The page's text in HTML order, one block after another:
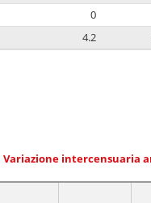
0
4.2
Variazione intercensuaria